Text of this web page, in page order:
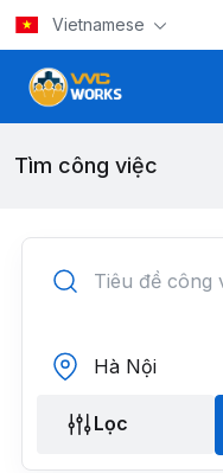
Vietnamese
Tìm công việc
Lọc